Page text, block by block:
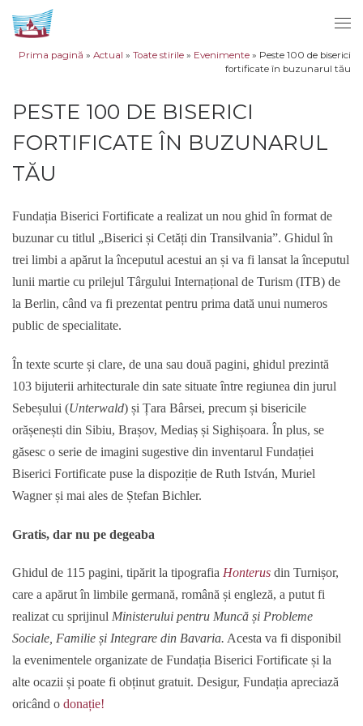
Sari la conținut
Prima pagină » Actual » Toate stirile » Evenimente » Peste 100 de biserici
fortificate în buzunarul tău
PESTE 100 DE BISERICI
FORTIFICATE ÎN BUZUNARUL
TĂU
Fundația Biserici Fortificate a realizat un nou ghid în format de
buzunar cu titlul „Biserici și Cetăți din Transilvania”. Ghidul în
trei limbi a apărut la începutul acestui an și va fi lansat la începutul
lunii martie cu prilejul Târgului Internațional de Turism (ITB) de
la Berlin, când va fi prezentat pentru prima dată unui numeros
public de specialitate.
În texte scurte și clare, de una sau două pagini, ghidul prezintă
103 bijuterii arhitecturale din sate situate între regiunea din jurul
Sebeșului (Unterwald) și Țara Bârsei, precum și bisericile
orășenești din Sibiu, Brașov, Mediaș și Sighișoara. În plus, se
găsesc o serie de imagini sugestive din inventarul Fundației
Biserici Fortificate puse la dispoziție de Ruth István, Muriel
Wagner și mai ales de Ștefan Bichler.
Gratis, dar nu pe degeaba
Ghidul de 115 pagini, tipărit la tipografia Honterus din Turnișor,
care a apărut în limbile germană, română și engleză, a putut fi
realizat cu sprijinul Ministerului pentru Muncă și Probleme
Sociale, Familie și Integrare din Bavaria. Acesta va fi disponibil
la evenimentele organizate de Fundația Biserici Fortificate și la
alte ocazii și poate fi obținut gratuit. Desigur, Fundația apreciază
oricând o donație!